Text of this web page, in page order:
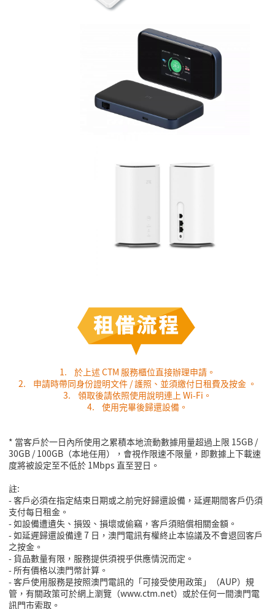
1. 於上述CTM 服務櫃位直接辦理申請。
2.
申請時帶同身份證明文件 /護照、並須繳付日租費及按金 。
3.
領取後請依照使用說明連上 Wi-Fi 。
4.
使用完畢後歸還設備。
* 當客戶於一日內所使用之累積本地流動數據用量超過上限 15GB /
30GB / 100GB （本地任用），會視作限速不限量，即數據上下載速
度將被設定至不低於 1Mbps 直至翌日。
註:
-客戶必須在指定結束日期或之前完好歸還設備，延遲期間客戶仍須
支付每日租金。
-如設備遭遺失、損毁、損壞或偷竊，客戶須賠償相關金額。
-如延遲歸還設備達7 日，澳門電訊有權終止本協議及不會退回客戶
之按金。
- 貨品數量有限，服務提供須視乎供應情況而定。
- 所有價格以澳門幣計算。
- 客戶使用服務是按照澳門電訊的「可接受使用政策」（AUP）規
管，有關政策可於網上瀏覽（www.ctm.net）或於任何一間澳門電
訊門市索取。